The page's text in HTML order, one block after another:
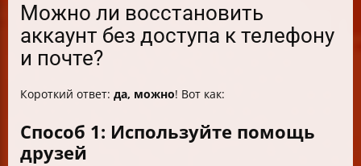
Можно ли восстановить
аккаунт без доступа к телефону
и почте?
Короткий ответ: да, можно! Вот как:
Способ 1: Используйте помощь
друзей